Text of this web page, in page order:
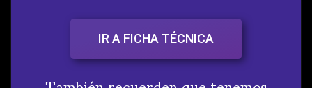
IR A FICHA TÉCNICA